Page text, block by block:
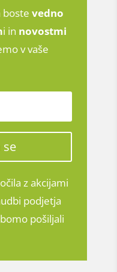
boste vedno
i in novostmi
v vaše
se
z akcijami
podjetja
pošiljali